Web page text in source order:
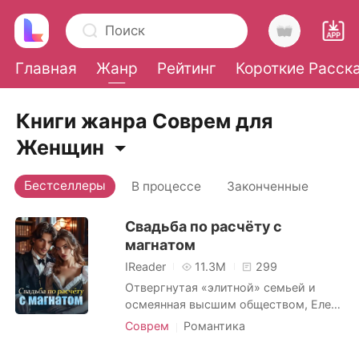
Поиск
Главная Жанр Рейтинг Короткие
Пополнить
Выйти
Скачать приложение
Книги жанра Соврем для
Женщин
Бестселлеры В процессе Законченные
Свадьба по расчёту с
магнатом
IReader 11.3M
299
Отвергнутая «элитной» семьей и
осмеянная высшим обществом, Елена
шокировала всех, выйдя замуж за
Соврем
Романтика